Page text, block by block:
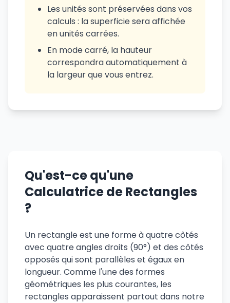
Les unités sont préservées dans vos
calculs : la superficie sera affichée
en unités carrées.
En mode carré, la hauteur
correspondra automatiquement à
la largeur que vous entrez.
Qu'est-ce qu'une
Calculatrice de Rectangles
?
Un rectangle est une forme à quatre côtés
avec quatre angles droits (90°) et des côtés
opposés qui sont parallèles et égaux en
longueur. Comme l'une des formes
géométriques les plus courantes, les
rectangles apparaissent partout dans notre